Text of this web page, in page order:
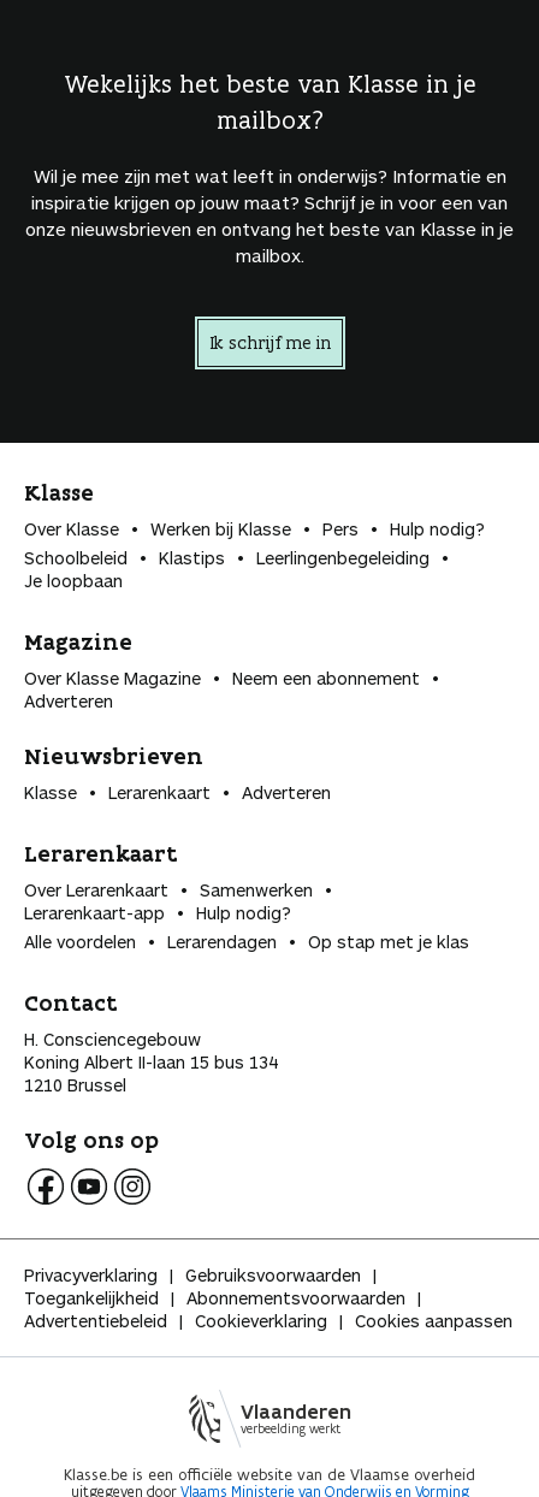
Wekelijks het beste van Klasse in je
mailbox?
Wil je mee zijn met wat leeft in onderwijs? Informatie en
inspiratie krijgen op jouw maat? Schrijf je in voor een van
onze nieuwsbrieven en ontvang het beste van Klasse in je
mailbox.
Ik schrijf me in
Klasse
Over Klasse Werken bij Klasse Pers
Hulp nodig?
Schoolbeleid
Klastips
Leerlingen­begeleiding
Je loopbaan
Magazine
Over Klasse Magazine
Neem een abonnement
Adverteren
Nieuwsbrieven
Klasse Lerarenkaart Adverteren
Lerarenkaart
Over Lerarenkaart
Samenwerken
Lerarenkaart-app
Hulp nodig?
Alle voordelen
Lerarendagen Op stap met je klas
Contact
H. Consciencegebouw
Koning Albert II-laan 15 bus 134
1210 Brussel
Volg ons op
o
l
g
K
l
a
o
g
K
a
p
o
g
K
l
a
p
Privacyverklaring
Gebruiksvoorwaarden
Toegankelijkheid
Abonnementsvoorwaarden
Advertentiebeleid
Cookieverklaring Cookies aanpassen
Vlaanderen
verbeelding werkt
Klasse.be is een officiële website van de Vlaamse overheid
uitgegeven door Vlaams Ministerie van Onderwijs en Vorming